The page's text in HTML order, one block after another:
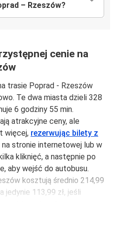
– Rzeszów?
cenie na
trasie Poprad - Rzeszów
Te dwa miasta dzieli 328
6 godziny 55 min.
atrakcyjne ceny, ale
więcej, rezerwując bilety z
na stronie internetowej lub w
kliknięć, a następnie po
aby wejść do autobusu.
kosztują średnio 214,99
jedynie 113,99 zł, jeśli